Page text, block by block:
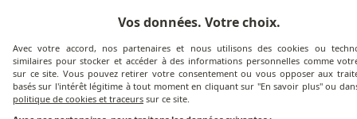
Documents techniques
Vos données. Votre choix.
Avec votre accord, nos partenaires et nous utilisons des cookies ou
similaires pour stocker et accéder à des informations personnelles comme
sur ce site. Vous pouvez retirer votre consentement ou vous opposer aux
basés sur l'intérêt légitime à tout moment en cliquant sur "En savoir plus" ou
politique de cookies et traceurs sur ce site.